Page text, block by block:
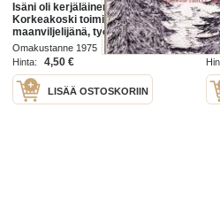
Isäni oli kerjäläinen, 1975.Mikko
Korkeakoski toimi mm.
maanviljelijänä, työnjohtajana
TVH:lla sekä lämmittäjänä
Haapajärven asevarikolla. Hänen
Omakustanne 1975
Hinta:
4,50 €
LISÄÄ OSTOSKORIIN